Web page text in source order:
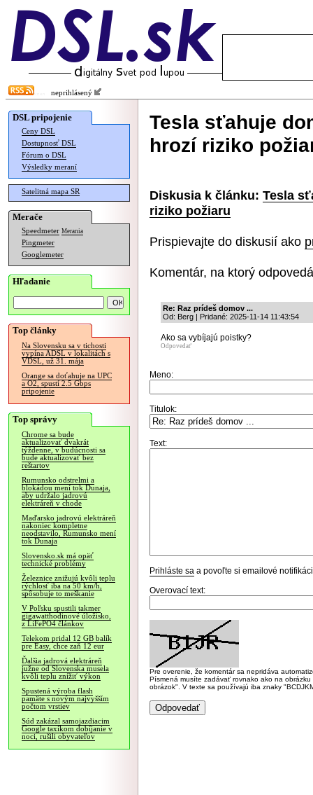
neprihlásený
DSL pripojenie
Ceny DSL
Dostupnosť DSL
Fórum o DSL
Výsledky meraní
Satelitná mapa SR
Merače
Speedmeter Merania
Pingmeter
Googlemeter
Hľadanie
Top články
Na Slovensku sa v tichosti
vypína ADSL v lokalitách s
VDSL, už 31. mája
Orange sa doťahuje na UPC
a O2, spustí 2.5 Gbps
pripojenie
Top správy
Chrome sa bude
aktualizovať dvakrát
týždenne, v budúcnosti sa
bude aktualizovať bez
reštartov
Rumunsko odstrelmi a
blokádou mení tok Dunaja,
aby udržalo jadrovú
elektráreň v chode
Maďarsko jadrovú elektráreň
nakoniec kompletne
neodstavilo, Rumunsko mení
tok Dunaja
Slovensko.sk má opäť
technické problémy
Železnice znižujú kvôli teplu
rýchlosť iba na 50 km/h,
spôsobuje to meškanie
V Poľsku spustili takmer
gigawatthodinové úložisko,
z LiFePO4 článkov
Telekom pridal 12 GB balík
pre Easy, chce zaň 12 eur
Ďalšia jadrová elektráreň
južne od Slovenska musela
kvôli teplu znížiť výkon
Spustená výroba flash
pamäte s novým najvyšším
počtom vrstiev
Súd zakázal samojazdiacim
Google taxíkom dobíjanie v
noci, rušili obyvateľov
Tesla sťahuje
hrozí riziko
Diskusia k článku: Tesla
riziko požiaru
Prispievajte do diskusií ako
Komentár, na ktorý
Re: Raz prídeš domov ...
Od: Berg | Pridané: 2025-11-14 11:43:54
Ako sa vybíjajú poistky?
Odpovedať
Meno:
Titulok:
Text:
Prihláste sa a povoľte si emailové
Overovací text:
Pre overenie, že komentár sa nepridáva
Písmená musíte zadávať rovnako ako na
obrázok". V texte sa používajú iba znaky